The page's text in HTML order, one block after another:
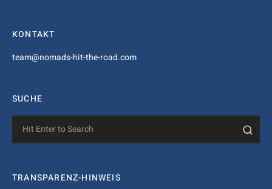
KONTAKT
team@nomads-hit-the-road.com
SUCHE
for:
TRANSPARENZ-HINWEIS